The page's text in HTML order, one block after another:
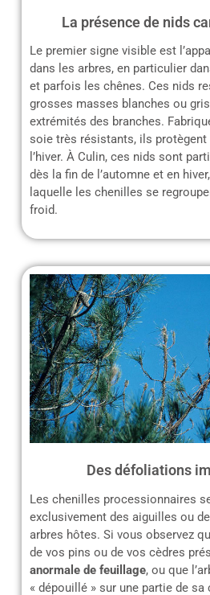
La présence de nids
Le premier signe visible est
dans les arbres, en particulier
et parfois les chênes. Ces nids
grosses masses blanches ou
extrémités des branches.
soie très résistants, ils
l’hiver. À Culin, ces nids sont
dès la fin de l’automne et en
laquelle les chenilles se
froid.
Des défoliations
Les chenilles processionnaires
exclusivement des aiguilles ou
arbres hôtes. Si vous observez
de vos pins ou de vos cèdres
anormale de feuillage, ou que
« dépouillé » sur une partie de sa